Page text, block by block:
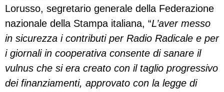
Lorusso, segretario generale della Federazione
nazionale della Stampa italiana, “L’aver messo
in sicurezza i contributi per Radio Radicale e per
i giornali in cooperativa consente di sanare il
vulnus che si era creato con il taglio progressivo
dei finanziamenti, approvato con la legge di